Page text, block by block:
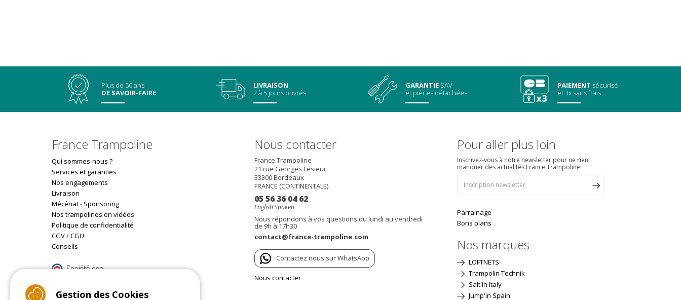
Plus de 50 ans
DE SAVOIR-FAIRE
LIVRAISON
2 à 5 jours ouvrés
GARANTIE SAV
et pièces détachées
PAIEMENT sécurisé
et 3x sans frais
France Trampoline
Qui sommes-nous ?
Services et garanties
Nos engagements
Livraison
Mécénat- Sponsoring
Nos trampolines en vidéos
Politique de confidentialité
CGV/CGU
Conseils
9.4 /10 (22077 reviews)
Nous contacter
France Trampoline
21 rue Georges Lesieur
33300Bordeaux
FRANCE (CONTINENTALE)
05 56 36 04 62
English Spoken
Nous répondons à vos questions du lundi au vendredi
de 9h à 17h30
contact@france-trampoline.com
Contactez nous sur WhatsApp
Nous contacter
Pour aller plus loin
Inscrivez-vous à notre newsletter pour ne rien
manquer des actualités France Trampoline
Parrainage
Bons plans
Nos marques
LOFTNETS
Trampolin Technik
Salt'in Italy
Jump'in Spain
Gestion des Cookies